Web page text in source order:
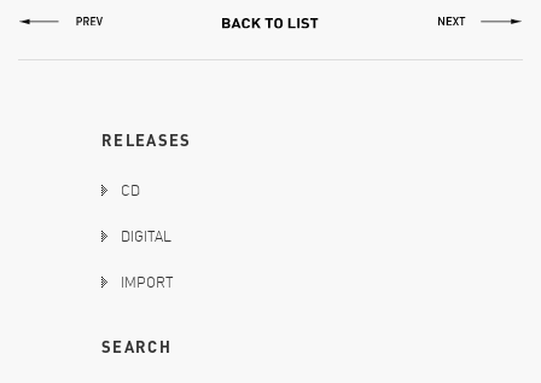
RELEASES
CD
DIGITAL
IMPORT
SEARCH